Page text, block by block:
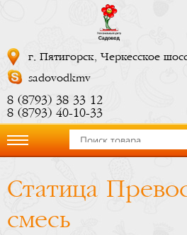
г. Пятигорск, Черкесское
sadovodkmv
8 (8793) 38 33 12
8 (8793) 40-10-33
компании
Статица
смесь